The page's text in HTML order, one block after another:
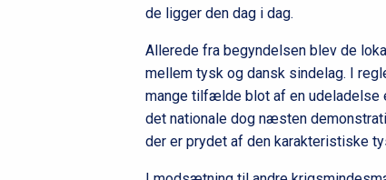
de ligger den dag i dag.
Allerede fra begyndelsen blev de
mellem tysk og dansk sindelag. I
mange tilfælde blot af en udeladelse
det nationale dog næsten
der er prydet af den karakteristiske